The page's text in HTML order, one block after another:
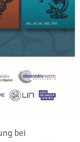
bei